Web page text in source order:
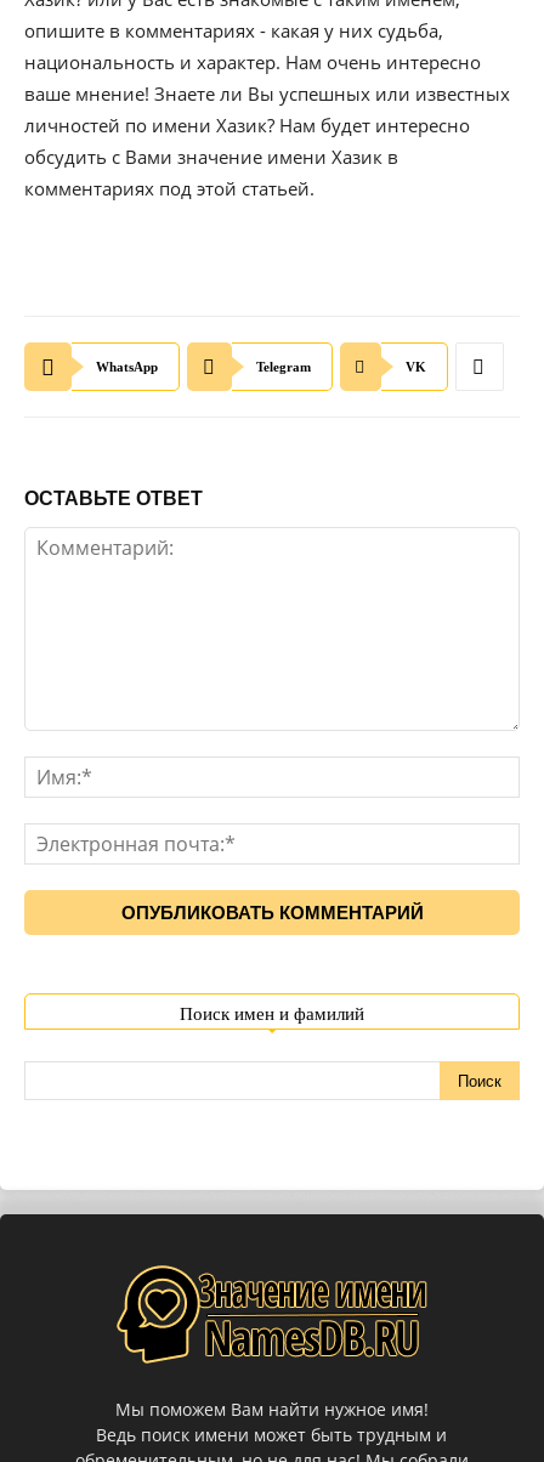
опишите в комментариях - какая у них судьба,
национальность и характер. Нам очень интересно
ваше мнение! Знаете ли Вы успешных или известных
личностей по имени Хазик? Нам будет интересно
обсудить с Вами значение имени Хазик в
комментариях под этой статьей.
WhatsApp Telegram VK
ОСТАВЬТЕ ОТВЕТ
Поиск имен и фамилий
Мы поможем Вам найти нужное имя!
Ведь поиск имени может быть трудным и